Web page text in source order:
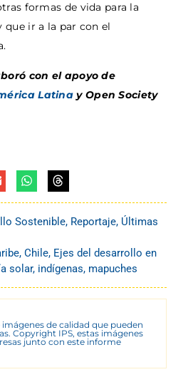
formas de vida para la
que ir a la par con el
con el apoyo de
Latina y Open Society
Sostenible, Reportaje, Últimas
, Chile, Ejes del desarrollo en
solar, indígenas, mapuches
de calidad que pueden
Copyright IPS, estas imágenes
junto con este informe